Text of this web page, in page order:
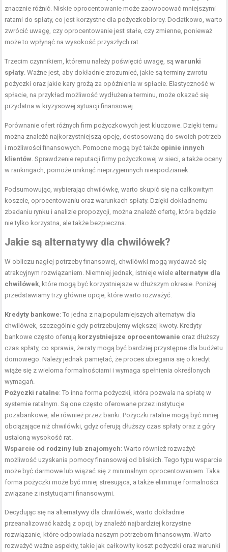
znacznie różnić. Niskie oprocentowanie może zaowocować mniejszymi
ratami do spłaty, co jest korzystne dla pożyczkobiorcy. Dodatkowo, warto
zwrócić uwagę, czy oprocentowanie jest stałe, czy zmienne, ponieważ
może to wpłynąć na wysokość przyszłych rat.
Trzecim czynnikiem, któremu należy poświęcić uwagę, sąwarunki
spłaty . Ważne jest, aby dokładnie zrozumieć, jakie są terminy zwrotu
pożyczki oraz jakie kary grożą za opóźnienia w spłacie. Elastyczność w
spłacie, na przykład możliwość wydłużenia terminu, może okazać się
przydatna w kryzysowej sytuacji finansowej.
Porównanie ofert różnych firm pożyczkowych jest kluczowe. Dzięki temu
można znaleźć najkorzystniejszą opcję, dostosowaną do swoich potrzeb
i możliwości finansowych. Pomocne mogą być także opinie innych
klientów . Sprawdzenie reputacji firmy pożyczkowej w sieci, a także oceny
w rankingach, pomoże uniknąć nieprzyjemnych niespodzianek.
Podsumowując, wybierając chwilówkę, warto skupić się na całkowitym
koszcie, oprocentowaniu oraz warunkach spłaty. Dzięki dokładnemu
zbadaniu rynku i analizie propozycji, można znaleźć ofertę, która będzie
nie tylko korzystna, ale także bezpieczna.
Jakie są alternatywy dla chwilówek?
W obliczu nagłej potrzeby finansowej, chwilówki mogą wydawać się
atrakcyjnym rozwiązaniem. Niemniej jednak, istnieje wiele alternatyw dla
chwilówek , które mogą być korzystniejsze w dłuższym okresie. Poniżej
przedstawiamy trzy główne opcje, które warto rozważyć.
Kredyty bankowe: To jedna z najpopularniejszych alternatyw dla
chwilówek, szczególnie gdy potrzebujemy większej kwoty. Kredyty
bankowe często oferują korzystniejsze oprocentowanie oraz dłuższy
czas spłaty, co sprawia, że raty mogą być bardziej przystępne dla budżetu
domowego. Należy jednak pamiętać, że proces ubiegania się o kredyt
wiąże się z wieloma formalnościami i wymaga spełnienia określonych
wymagań.
Pożyczki ratalne: To inna forma pożyczki, która pozwala na spłatę w
systemie ratalnym. Są one często oferowane przez instytucje
pozabankowe, ale również przez banki. Pożyczki ratalne mogą być mniej
obciążające niż chwilówki, gdyż oferują dłuższy czas spłaty oraz z góry
ustaloną wysokość rat.
Wsparcie od rodziny lub znajomych: Warto również rozważyć
możliwość uzyskania pomocy finansowej od bliskich. Tego typu wsparcie
może być darmowe lub wiązać się z minimalnym oprocentowaniem. Taka
forma pożyczki może być mniej stresująca, a także eliminuje formalności
związane z instytucjami finansowymi.
Decydując się na alternatywy dla chwilówek, warto dokładnie
przeanalizować każdą z opcji, by znaleźć najbardziej korzystne
rozwiązanie, które odpowiada naszym potrzebom finansowym. Warto
rozważyć ważne aspekty, takie jak całkowity koszt pożyczki oraz warunki